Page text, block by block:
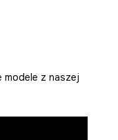
z naszej